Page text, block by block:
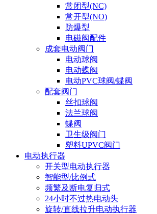
常闭型(NC)
常开型(NO)
防爆型
电磁阀配件
成套电动阀门
电动球阀
电动蝶阀
电动PVC球阀/蝶阀
配套阀门
丝扣球阀
法兰球阀
蝶阀
卫生级阀门
塑料UPVC阀门
电动执行器
开关型电动执行器
智能型/比例式
频繁及断电复归式
24小时不过热电动头
旋转/直线拉升电动执行器